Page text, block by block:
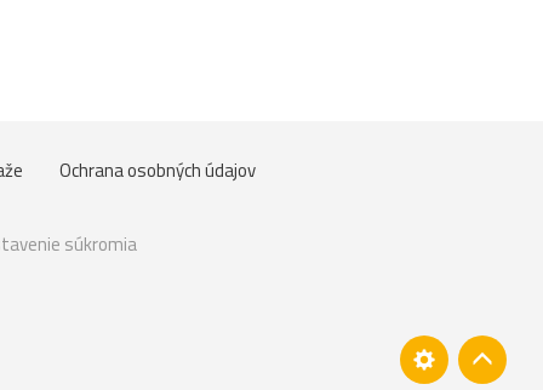
Ochrana osobných údajov
súkromia